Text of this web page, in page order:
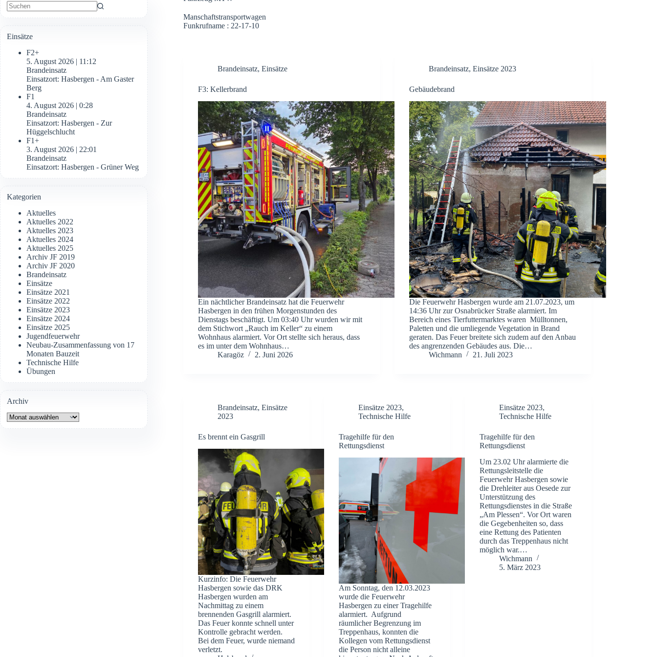
Manschaftstransportwagen
Funkrufname : 22-17-10
Brandeinsatz, Einsätze
F3: Kellerbrand
Ein nächtlicher Brandeinsatz hat die Feuerwehr
Hasbergen in den frühen Morgenstunden des
Dienstags beschäftigt. Um 03:40 Uhr wurden wir mit
dem Stichwort „Rauch im Keller“ zu einem
Wohnhaus alarmiert. Vor Ort stellte sich heraus, dass
es im unter dem Wohnhaus…
Karagöz
2. Juni 2026
Brandeinsatz,Einsätze 2023
Gebäudebrand
Die Feuerwehr Hasbergen wurde am 21.07.2023, um
14:36 Uhr zur Osnabrücker Straße alarmiert. Im
Bereich eines Tierfuttermarktes waren Mülltonnen,
Paletten und die umliegende Vegetation in Brand
geraten. Das Feuer breitete sich zudem auf den Anbau
des angrenzenden Gebäudes aus. Die…
Wichmann
21. Juli 2023
Brandeinsatz, Einsätze
2023
Es brennt ein Gasgrill
Kurzinfo: Die Feuerwehr
Hasbergen sowie das DRK
Hasbergen wurden am
Nachmittag zu einem
brennenden Gasgrill alarmiert.
Das Feuer konnte schnell unter
Kontrolle gebracht werden.
Bei dem Feuer, wurde niemand
verletzt.
Einsätze 2023,
Technische Hilfe
Tragehilfe für den
Rettungsdienst
Am Sonntag, den 12.03.2023
wurde die Feuerwehr
Hasbergen zu einer Tragehilfe
alarmiert. Aufgrund
räumlicher Begrenzung im
Treppenhaus, konnten die
Kollegen vom Rettungsdienst
die Person nicht alleine
Einsätze 2023,
Technische Hilfe
Tragehilfe für den
Rettungsdienst
Um 23.02 Uhr alarmierte die
Rettungsleitstelle die
Feuerwehr Hasbergen sowie
die Drehleiter aus Oesede zur
Unterstützung des
Rettungsdienstes in die Straße
„Am Plessen“. Vor Ort waren
die Gegebenheiten so, dass
eine Rettung des Patienten
durch das Treppenhaus nicht
möglich war.…
Wichmann
5. März 2023
Einsätze
F2+
5. August 2026 | 11:12
Brandeinsatz
Einsatzort: Hasbergen - Am Gaster
Berg
F1
4. August 2026 | 0:28
Brandeinsatz
Einsatzort: Hasbergen - Zur
Hüggelschlucht
F1+
3. August 2026 | 22:01
Brandeinsatz
Einsatzort: Hasbergen - Grüner Weg
Kategorien
Aktuelles
Aktuelles 2022
Aktuelles 2023
Aktuelles 2024
Aktuelles 2025
Archiv JF 2019
Archiv JF 2020
Brandeinsatz
Einsätze
Einsätze 2021
Einsätze 2022
Einsätze 2023
Einsätze 2024
Einsätze 2025
Jugendfeuerwehr
Neubau-Zusammenfassung von 17
Monaten Bauzeit
Technische Hilfe
Übungen
Archiv
Archiv